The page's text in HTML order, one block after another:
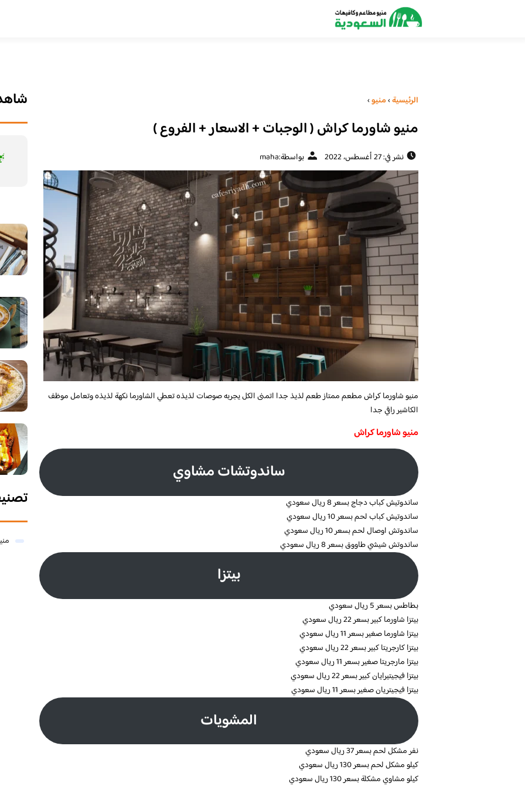
الرئيسية›منيو›
منيو شاورما كراش ( الوجبات + الاسعار + الفروع )
نشر في: 27 أغسطس، 2022 بواسطة:maha
منيو شاورما كراش مطعم ممتاز طعم لذيذ جدا اتمنى الكل يجربه صوصات لذيذه تعطي الشاورما نكهة لذيذه وتعامل موظف
الكاشير راقي جدا
منيو شاورما كراش
ساندوتشات مشاوي
ساندوتيش كباب دجاج بسعر 8 ريال سعودي
ساندوتيش كباب لحم بسعر 10 ريال سعودي
ساندوتش اوصال لحم بسعر 10 ريال سعودي
ساندوتش شيشي طاووق بسعر 8 ريال سعودي
بيتزا
بطاطس بسعر 5 ريال سعودي
بيتزا شاورما كبير بسعر 22 ريال سعودي
بيتزا شاورما صغير بسعر 11 ريال سعودي
بيتزا كارجريتا كبير بسعر 22 ريال سعودي
بيتزا مارجريتا صغير بسعر 11 ريال سعودي
بيتزا فيجيتيرايان كبير بسعر 22 ريال سعودي
بيتزا فيجيتريان صغير بسعر 11 ريال سعودي
المشويات
نفر مشكل لحم بسعر 37 ريال سعودي
كيلو مشكل لحم بسعر 130 ريال سعودي
كيلو مشاوي مشكلة بسعر 130 ريال سعودي